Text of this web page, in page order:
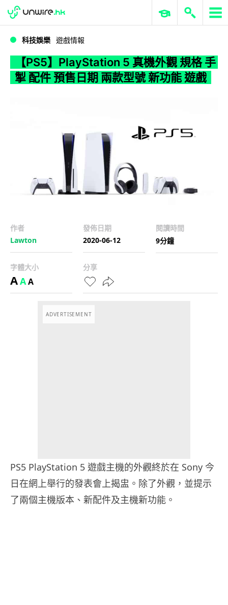
WWDC 2026 ERP 與商業 AI
科技娛樂 遊戲情報
【PS5】PlayStation 5 真機外觀 規格 手
掣 配件 預售日期 兩款型號 新功能 遊戲
作者
Lawton
發佈日期
2020-06-12
閱讀時間
9分鐘
字體大小
AAA
分享
ADVERTISEMENT
PS5 PlayStation 5 遊戲主機的外觀終於在 Sony 今
日在網上舉行的發表會上揭盅。除了外觀，並提示
了兩個主機版本、新配件及主機新功能。